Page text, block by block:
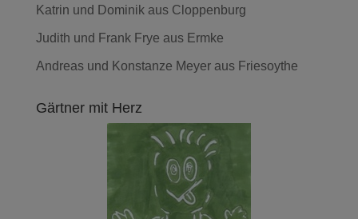
Katrin und Dominik aus Cloppenburg
Judith und Frank Frye aus Ermke
Andreas und Konstanze Meyer aus Friesoythe
Gärtner mit Herz